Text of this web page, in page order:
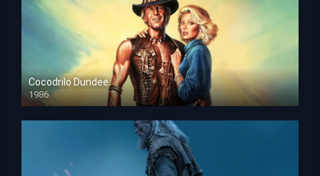
Cocodrilo Dundee
1986
HD 1080p